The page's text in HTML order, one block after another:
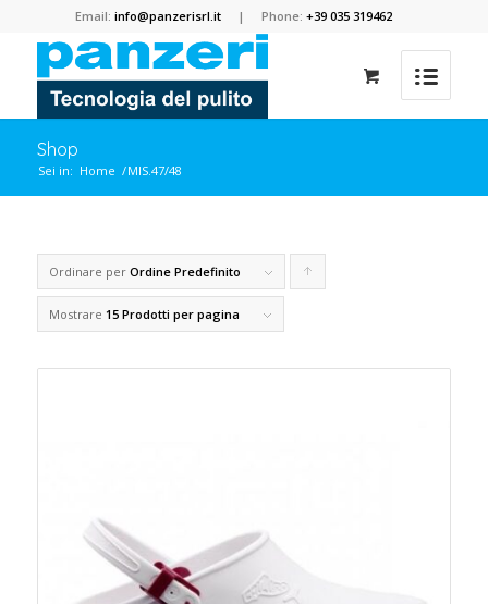
Email:info@panzerisrl.it | Phone:+39 035 319462
Shop
Sei in: Home /MIS.47/48
Ordinare per Ordine Predefinito
i
Mostrare 15 Prodotti per pagina